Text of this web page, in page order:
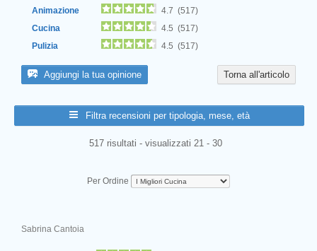
Animazione
4.7 (517)
Cucina
4.5 (517)
Pulizia
4.5 (517)
Aggiungi la tua opinione Torna all'articolo
Filtra recensioni per tipologia, mese, età
517 risultati - visualizzati 21 - 30
Per Ordine
Sabrina Cantoia